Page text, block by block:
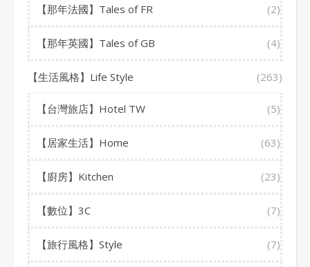
【那年法國】Tales of FR (2)
【那年英國】Tales of GB (4)
【生活風格】Life Style (263)
【台灣旅店】Hotel TW (5)
【居家生活】Home (63)
【廚房】Kitchen (23)
【數位】3C (7)
【旅行風格】Style (7)